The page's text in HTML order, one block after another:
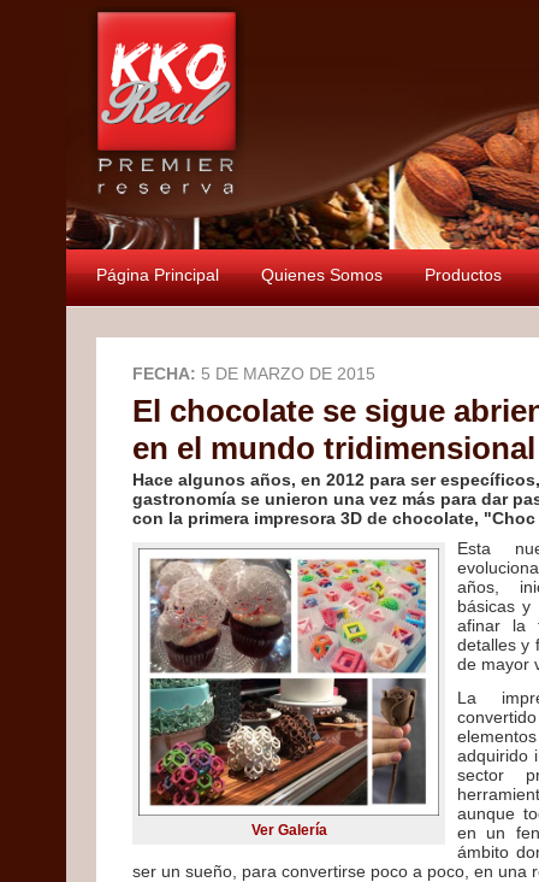
Página Principal Quienes Somos Productos
FECHA: 5 DE MARZO DE 2015
El chocolate se sigue
en el mundo tridimensional
Hace algunos años, en 2012 para ser
gastronomía se unieron una vez más para dar
con la primera impresora 3D de chocolate,
Ver Galería
Esta
años,
básicas
afinar la
detalles y
de mayor
La
adquirido
sector
aunque
en un
ámbito
ser un sueño, para convertirse poco a poco, en una